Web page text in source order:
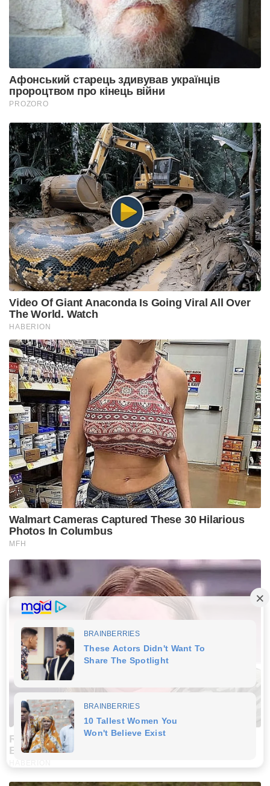
Афонський старець здивував українців
пророцтвом про кінець війни
PROZORO
Video Of Giant Anaconda Is Going Viral All Over
The World. Watch
HABERION
Walmart Cameras Captured These 30 Hilarious
Photos In Columbus
MFH
Remember Honey Boo Boo? Better To Sit Down
Before You See Her Now